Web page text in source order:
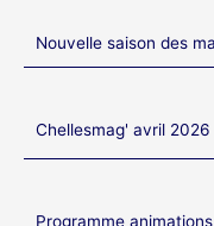
Nouvelle saison des
Chellesmag' avril 2026
Programme